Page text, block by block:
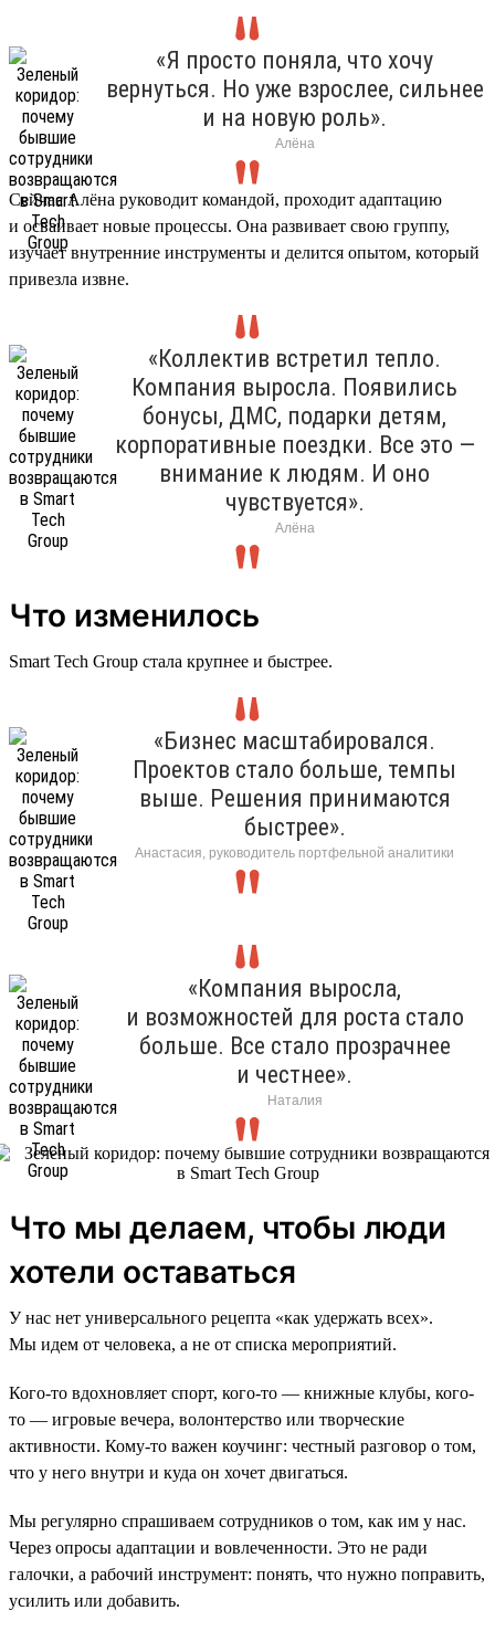
«Я просто поняла, что хочу
вернуться. Но уже взрослее, сильнее
и на новую роль».
Алёна
Сейчас Алёна руководит командой, проходит адаптацию
и осваивает новые процессы. Она развивает свою группу,
изучает внутренние инструменты и делится опытом, который
привезла извне.
«Коллектив встретил тепло.
Компания выросла. Появились
бонусы, ДМС, подарки детям,
корпоративные поездки. Все это —
внимание к людям. И оно
чувствуется».
Алёна
Что изменилось
Smart Tech Group стала крупнее и быстрее.
«Бизнес масштабировался.
Проектов стало больше, темпы
выше. Решения принимаются
быстрее».
Анастасия, руководитель портфельной аналитики
«Компания выросла,
и возможностей для роста стало
больше. Все стало прозрачнее
и честнее».
Наталия
Что мы делаем, чтобы люди
хотели оставаться
У нас нет универсального рецепта «как удержать всех».
Мы идем от человека, а не от списка мероприятий.
Кого-то вдохновляет спорт, кого-то — книжные клубы, кого-
то — игровые вечера, волонтерство или творческие
активности. Кому-то важен коучинг: честный разговор о том,
что у него внутри и куда он хочет двигаться.
Мы регулярно спрашиваем сотрудников о том, как им у нас.
Через опросы адаптации и вовлеченности. Это не ради
галочки, а рабочий инструмент: понять, что нужно поправить,
усилить или добавить.